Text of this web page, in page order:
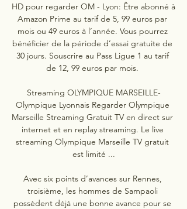
HD pour regarder OM - Lyon: Être abonné à
Amazon Prime au tarif de 5, 99 euros par
mois ou 49 euros à l’année. Vous pourrez
bénéficier de la période d’essai gratuite de
30 jours. Souscrire au Pass Ligue 1 au tarif
de 12, 99 euros par mois.
Streaming OLYMPIQUE MARSEILLE-
Olympique Lyonnais Regarder Olympique
Marseille Streaming Gratuit TV en direct sur
internet et en replay streaming. Le live
streaming Olympique Marseille TV gratuit
est limité ...
Avec six points d’avances sur Rennes,
troisième, les hommes de Sampaoli
possèdent déjà une bonne avance pour se